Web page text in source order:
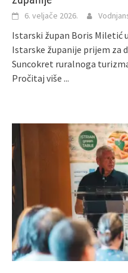
6. veljače 2026.
Istarski župan Boris Miletić
Istarske županije prijem za
Suncokret ruralnoga
Pročitaj više ...